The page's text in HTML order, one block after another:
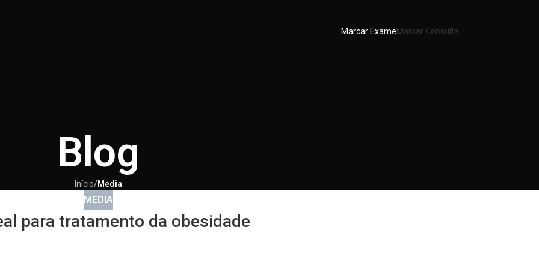
Marcar ExameMarcar Consulta
Blog
Início/Media
MEDIA
para tratamento da obesidade